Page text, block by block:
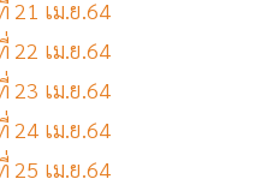
21 เม.ย.64
22 เม.ย.64
23 เม.ย.64
24 เม.ย.64
25 เม.ย.64